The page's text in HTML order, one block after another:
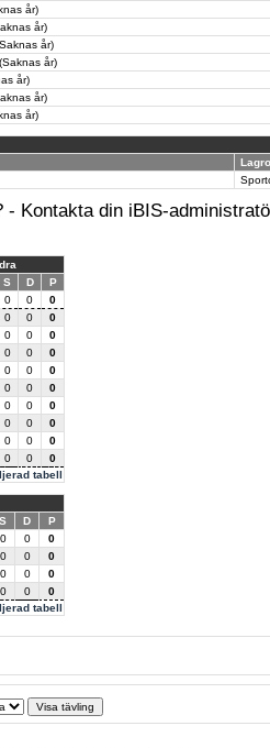
år)
år)
år)
år)
år)
år)
år)
- Kontakta din iBIS-
S D P
tabell
0 0
0
0 0
0
0 0
0
0 0
0
0 0
0
0 0
0
0 0
0
0 0
0
0 0
0
0 0 0
S D P
tabell
0 0
0
0 0
0
0 0
0
0 0 0